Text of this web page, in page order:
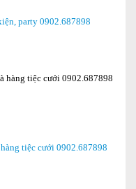
party 0902.687898
tiệc cưới 0902.687898